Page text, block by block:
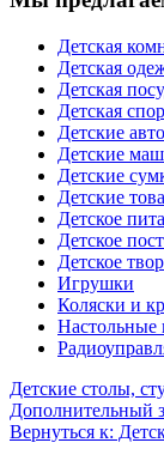
Детская
Детская
Детская
Детская
Детские
Детские
Детские
Детские
Детское
Детское
Детское
Игрушки
Коляски и
Настольные
Детские столы,
Дополнительный
Вернуться к: